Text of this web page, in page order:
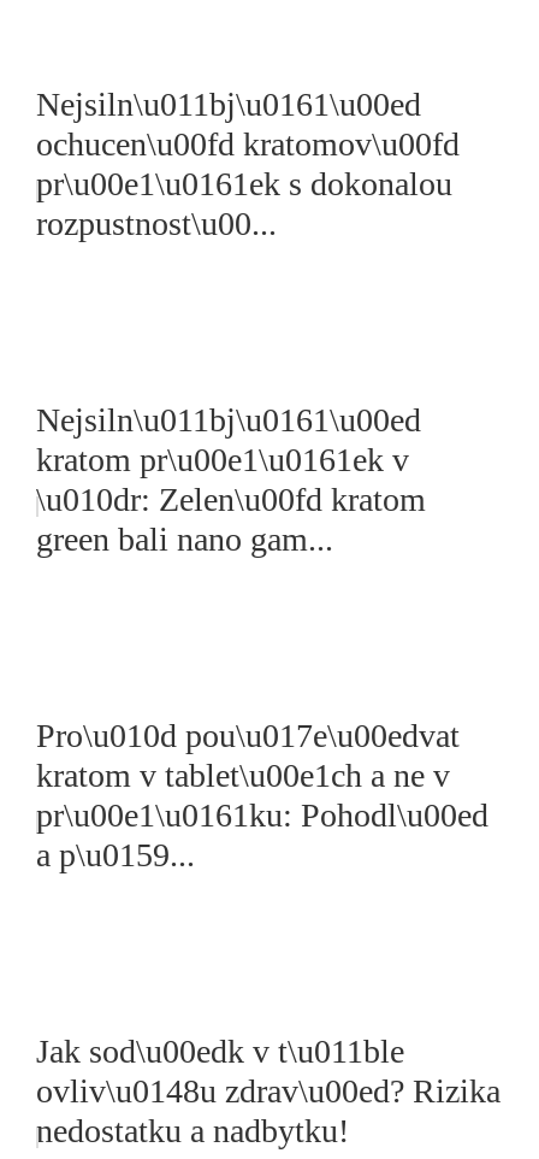
Nejsiln\u011bj\u0161\u00ed
ochucen\u00fd kratomov\u00fd
pr\u00e1\u0161ek s dokonalou
rozpustnost\u00...
Nejsiln\u011bj\u0161\u00ed
kratom pr\u00e1\u0161ek v
\u010dr: Zelen\u00fd kratom
green bali nano gam...
Pro\u010d pou\u017e\u00edvat
kratom v tablet\u00e1ch a ne v
pr\u00e1\u0161ku: Pohodl\u00ed
a p\u0159...
Jak sod\u00edk v t\u011ble
ovliv\u0148u zdrav\u00ed? Rizika
nedostatku a nadbytku!